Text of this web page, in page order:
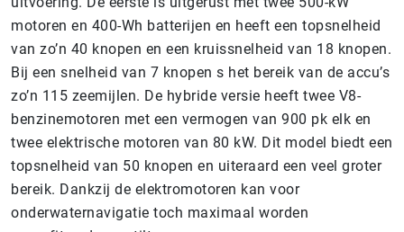
motoren en 400-Wh batterijen en heeft een topsnelheid
van zo’n 40 knopen en een kruissnelheid van 18 knopen.
Bij een snelheid van 7 knopen s het bereik van de accu’s
zo’n 115 zeemijlen. De hybride versie heeft twee V8-
benzinemotoren met een vermogen van 900 pk elk en
twee elektrische motoren van 80 kW. Dit model biedt een
topsnelheid van 50 knopen en uiteraard een veel groter
bereik. Dankzij de elektromotoren kan voor
onderwaternavigatie toch maximaal worden